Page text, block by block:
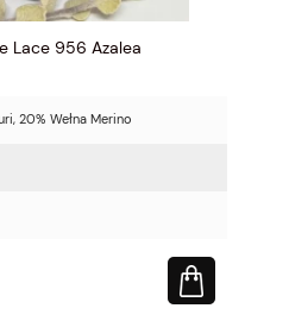
Lace 956 Azalea
20% Wełna Merino